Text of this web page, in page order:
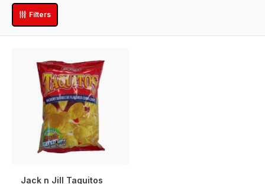
Filters
Jack n Jill Taquitos